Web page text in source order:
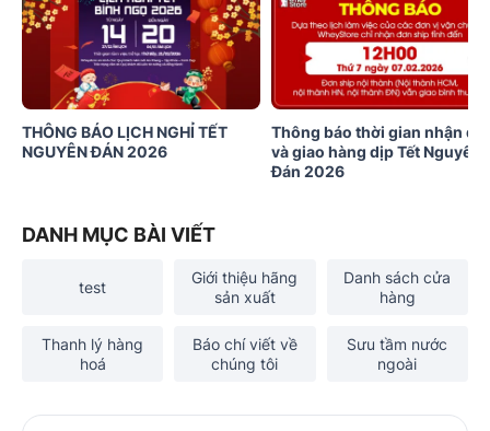
THÔNG BÁO LỊCH NGHỈ TẾT
NGUYÊN ĐÁN 2026
Thông báo thời gian nhận
và giao hàng dịp Tết Nguyên
Đán 2026
DANH MỤC BÀI VIẾT
test
Giới thiệu hãng
sản xuất
Danh sách cửa
hàng
Thanh lý hàng
hoá
Báo chí viết về
chúng tôi
Sưu tầm nước
ngoài